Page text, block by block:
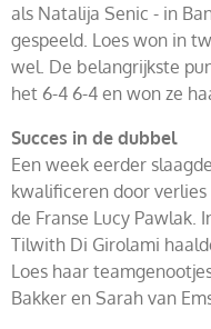
als Natalija Senic - in
gespeeld. Loes won in
wel. De belangrijkste
het 6-4 6-4 en won ze
Succes in de dubbel
Een week eerder
kwalificeren door
de Franse Lucy Pawlak.
Tilwith Di Girolami
Loes haar
Bakker en Sarah van